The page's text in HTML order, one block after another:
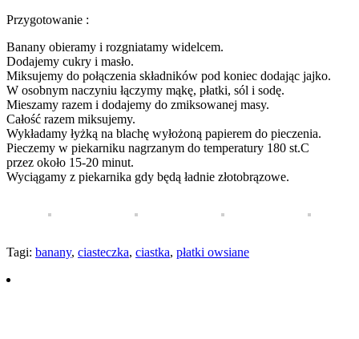
Przygotowanie :
Banany obieramy i rozgniatamy widelcem.
Dodajemy cukry i masło.
Miksujemy do połączenia składników pod koniec dodając jajko.
W osobnym naczyniu łączymy mąkę, płatki, sól i sodę.
Mieszamy razem i dodajemy do zmiksowanej masy.
Całość razem miksujemy.
Wykładamy łyżką na blachę wyłożoną papierem do pieczenia.
Pieczemy w piekarniku nagrzanym do temperatury 180 st.C
przez około 15-20 minut.
Wyciągamy z piekarnika gdy będą ładnie złotobrązowe.
Tagi: banany, ciasteczka, ciastka, płatki owsiane